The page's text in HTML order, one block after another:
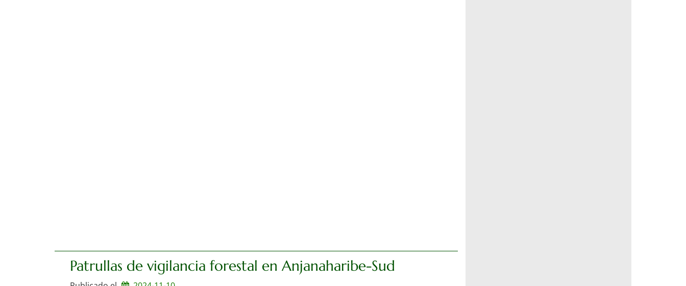
Patrullas de vigilancia forestal en Anjanaharibe-Sud